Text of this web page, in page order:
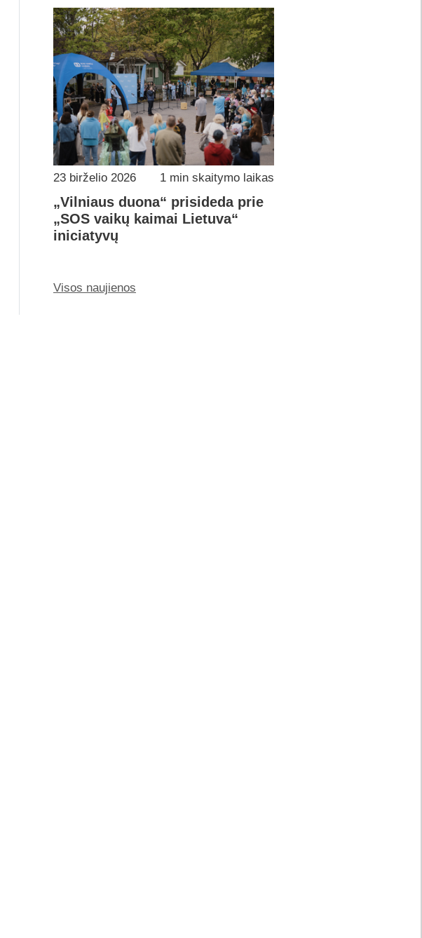
23 birželio 2026 1 min skaitymo laikas
„Vilniaus duona“ prisideda prie
„SOS vaikų kaimai Lietuva“
iniciatyvų
Visos naujienos